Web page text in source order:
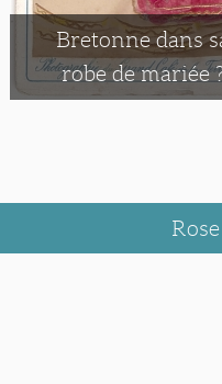
Bretonne dans
robe de mariée